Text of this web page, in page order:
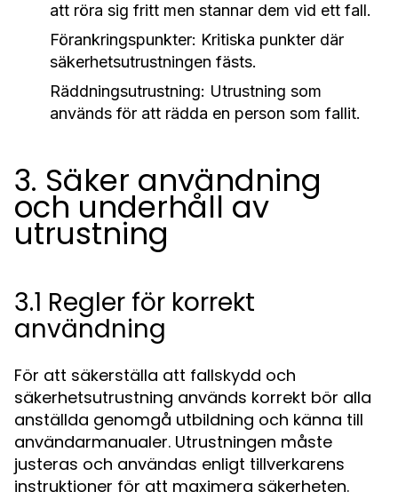
att röra sig fritt men stannar dem vid ett fall.
Förankringspunkter: Kritiska punkter där
säkerhetsutrustningen fästs.
Räddningsutrustning: Utrustning som
används för att rädda en person som fallit.
3. Säker användning
och underhåll av
utrustning
3.1 Regler för korrekt
användning
För att säkerställa att fallskydd och
säkerhetsutrustning används korrekt bör alla
anställda genomgå utbildning och känna till
användarmanualer. Utrustningen måste
justeras och användas enligt tillverkarens
instruktioner för att maximera säkerheten.